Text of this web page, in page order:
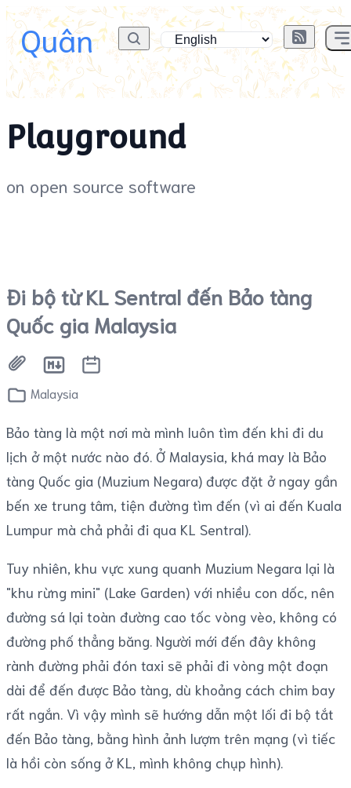
Quân
Playground
on open source software
Đi bộ từ KL Sentral đến Bảo tàng
Quốc gia Malaysia
Malaysia
Bảo tàng là một nơi mà mình luôn tìm đến khi đi du
lịch ở một nước nào đó. Ở Malaysia, khá may là Bảo
tàng Quốc gia (Muzium Negara) được đặt ở ngay gần
bến xe trung tâm, tiện đường tìm đến (vì ai đến Kuala
Lumpur mà chả phải đi qua KL Sentral).
Tuy nhiên, khu vực xung quanh Muzium Negara lại là
"khu rừng mini" (Lake Garden) với nhiều con dốc, nên
đường sá lại toàn đường cao tốc vòng vèo, không có
đường phố thẳng băng. Người mới đến đây không
rành đường phải đón taxi sẽ phải đi vòng một đoạn
dài để đến được Bảo tàng, dù khoảng cách chim bay
rất ngắn. Vì vậy mình sẽ hướng dẫn một lối đi bộ tắt
đến Bảo tàng, bằng hình ảnh lượm trên mạng (vì tiếc
là hồi còn sống ở KL, mình không chụp hình).